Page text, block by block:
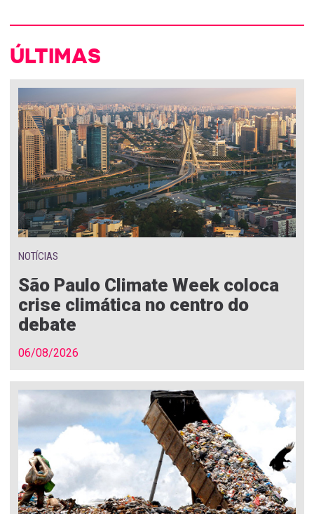
ÚLTIMAS
NOTÍCIAS
São Paulo Climate Week coloca
crise climática no centro do
debate
06/08/2026